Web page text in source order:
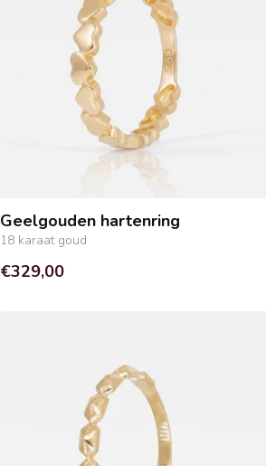
Geelgouden hartenring
18 karaat goud
€329,00